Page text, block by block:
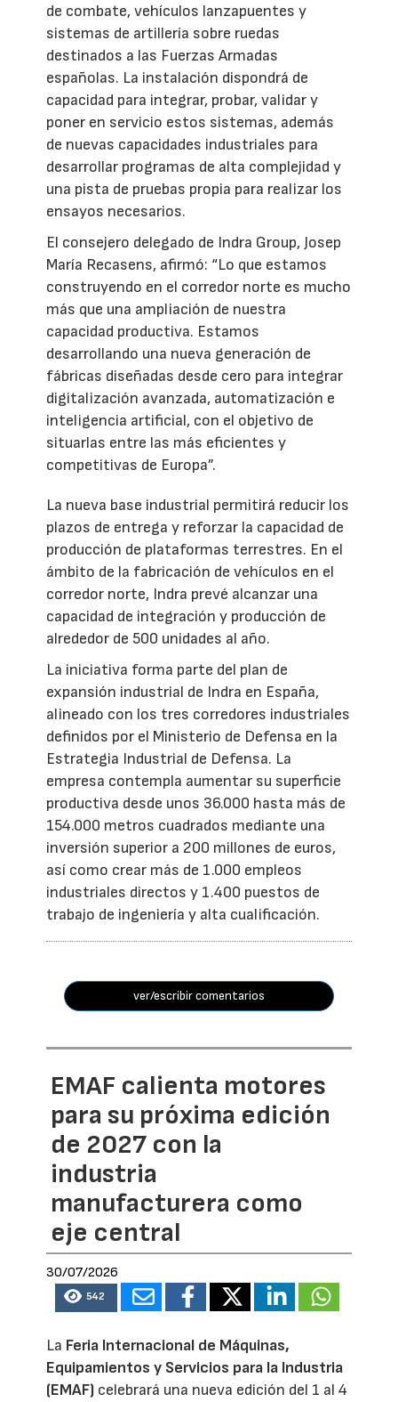
de combate, vehículos lanzapuentes y
sistemas de artillería sobre ruedas
destinados a las Fuerzas Armadas
españolas. La instalación dispondrá de
capacidad para integrar, probar, validar y
poner en servicio estos sistemas, además
de nuevas capacidades industriales para
desarrollar programas de alta complejidad y
una pista de pruebas propia para realizar los
ensayos necesarios.
El consejero delegado de Indra Group, Josep
María Recasens, afirmó: “Lo que estamos
construyendo en el corredor norte es mucho
más que una ampliación de nuestra
capacidad productiva. Estamos
desarrollando una nueva generación de
fábricas diseñadas desde cero para integrar
digitalización avanzada, automatización e
inteligencia artificial, con el objetivo de
situarlas entre las más eficientes y
competitivas de Europa”.
La nueva base industrial permitirá reducir los
plazos de entrega y reforzar la capacidad de
producción de plataformas terrestres. En el
ámbito de la fabricación de vehículos en el
corredor norte, Indra prevé alcanzar una
capacidad de integración y producción de
alrededor de 500 unidades al año.
La iniciativa forma parte del plan de
expansión industrial de Indra en España,
alineado con los tres corredores industriales
definidos por el Ministerio de Defensa en la
Estrategia Industrial de Defensa. La
empresa contempla aumentar su superficie
productiva desde unos 36.000 hasta más de
154.000 metros cuadrados mediante una
inversión superior a 200 millones de euros,
así como crear más de 1.000 empleos
industriales directos y 1.400 puestos de
trabajo de ingeniería y alta cualificación.
ver/escribir comentarios
EMAF calienta motores
para su próxima edición
de 2027 con la
industria
manufacturera como
eje central
30/07/2026
542
La Feria Internacional de Máquinas,
Equipamientos y Servicios para la Industria
(EMAF) celebrará una nueva edición del 1 al 4